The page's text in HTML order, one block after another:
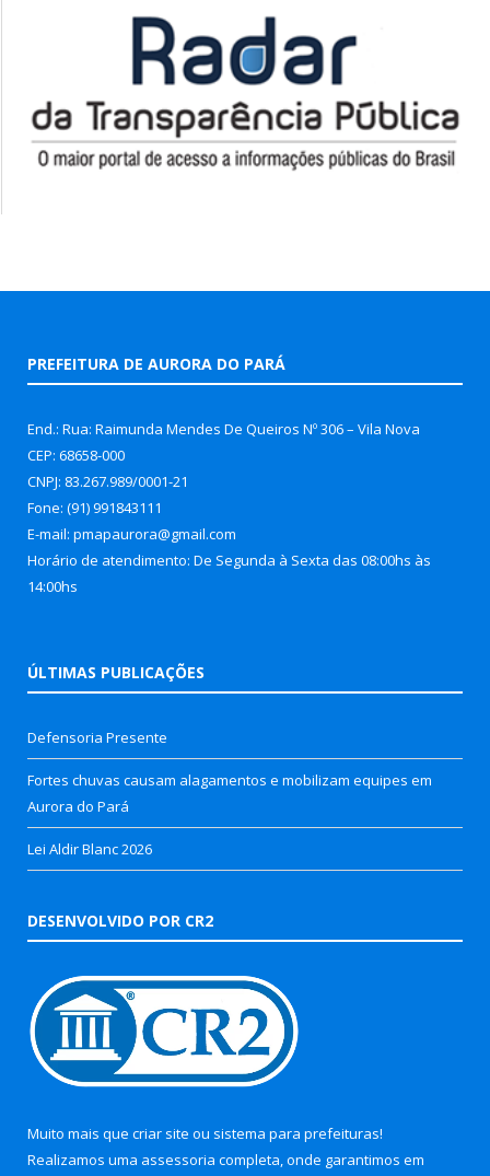
PREFEITURA DE AURORA DO PARÁ
End.: Rua: Raimunda Mendes De Queiros Nº 306 – Vila Nova
CEP: 68658-000
CNPJ: 83.267.989/0001-21
Fone: (91) 991843111
E-mail: pmapaurora@gmail.com
Horário de atendimento: De Segunda à Sexta das 08:00hs às
14:00hs
ÚLTIMAS PUBLICAÇÕES
Defensoria Presente
Fortes chuvas causam alagamentos e mobilizam equipes em
Aurora do Pará
Lei Aldir Blanc 2026
DESENVOLVIDO POR CR2
Muito mais que criar site ou sistema para prefeituras!
Realizamos uma assessoria completa, onde garantimos em